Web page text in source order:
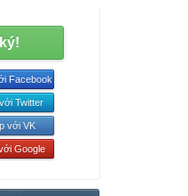
Facebook
Twitter
với VK
Google